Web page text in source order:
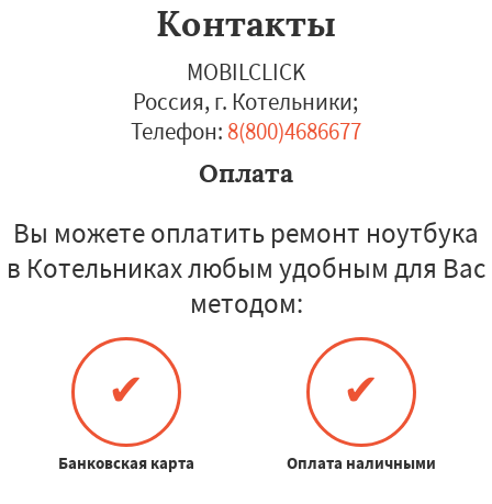
Контакты
MOBILCLICK
Россия, г. Котельники;
Телефон: 8(800)4686677
Оплата
Вы можете оплатить ремонт ноутбука
в Котельниках любым удобным для Вас
методом:
✔
Банковская карта
✔
Оплата наличными